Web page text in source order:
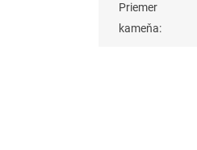
Priemer
kameňa: